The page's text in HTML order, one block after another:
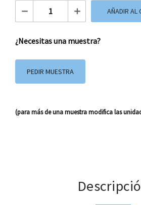
Papel Manila Impreso cantidad
AÑADIR AL
¿Necesitas una muestra?
PEDIR MUESTRA
(para más de una muestra modifica las